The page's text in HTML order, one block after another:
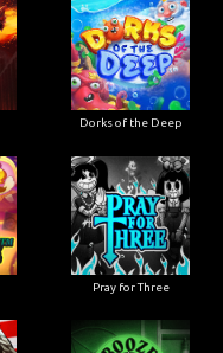
Dorks of the Deep
Pray for Three